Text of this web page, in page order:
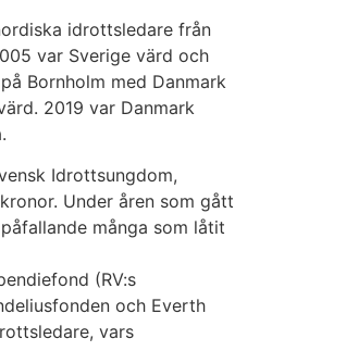
idrottsledare från
var Sverige värd och
Bornholm med Danmark
2019 var Danmark
Idrottsungdom,
Under åren som gått
många som låtit
(RV:s
och Everth
vars